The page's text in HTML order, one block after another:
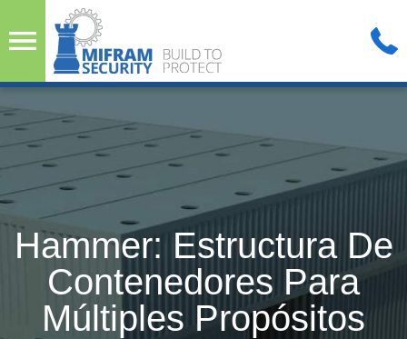
Hammer: Estructura De
Contenedores Para
Múltiples Propósitos